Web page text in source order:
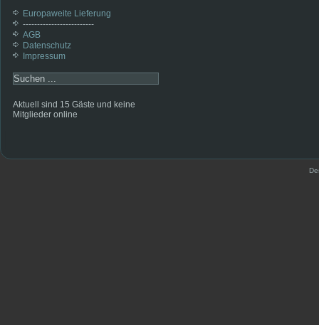
Europaweite Lieferung
-------------------------
AGB
Datenschutz
Impressum
Aktuell sind 15 Gäste und keine
Mitglieder online